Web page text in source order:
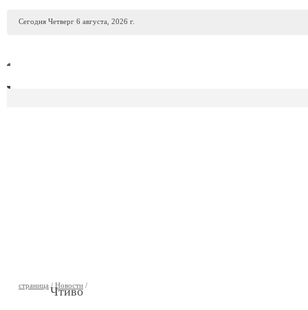
Сегодня Четверг 6 августа, 2026 г.
страница / Новости /
Чтиво